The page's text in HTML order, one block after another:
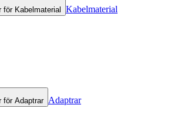
för Kabelmaterial Kabelmaterial
för Adaptrar Adaptrar